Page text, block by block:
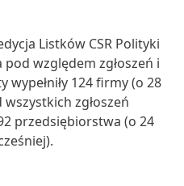
Listków CSR Polityki
względem zgłoszeń i
124 firmy(o 28
zgłoszeń
przedsiębiorstwa (o 24